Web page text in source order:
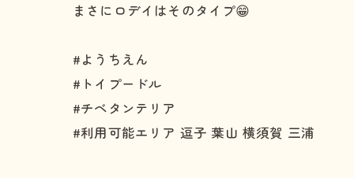
まさにロデイはそのタイプ😁
#ようちえん
#トイプードル
#チベタンテリア
#利用可能エリア 逗子 葉山 横須賀 三浦